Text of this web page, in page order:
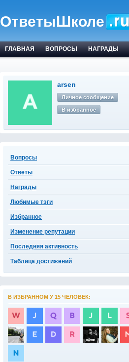
ОтветыШколе
ГЛАВНАЯ ВОПРОСЫ НАГРАДЫ
arsen
Личное сообщение
В избранное
Вопросы
Ответы
Награды
Любимые тэги
Избранное
Изменение репутации
Последняя активность
Таблица достижений
В ИЗБРАННОМ У 15 ЧЕЛОВЕК: